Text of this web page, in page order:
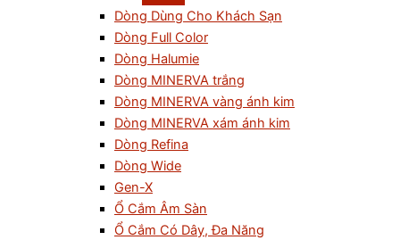
Dòng Dùng Cho Khách Sạn
Dòng Full Color
Dòng Halumie
Dòng MINERVA trắng
Dòng MINERVA vàng ánh kim
Dòng MINERVA xám ánh kim
Dòng Refina
Dòng Wide
Gen-X
Ổ Cắm Âm Sàn
Ổ Cắm Có Dây, Đa Năng